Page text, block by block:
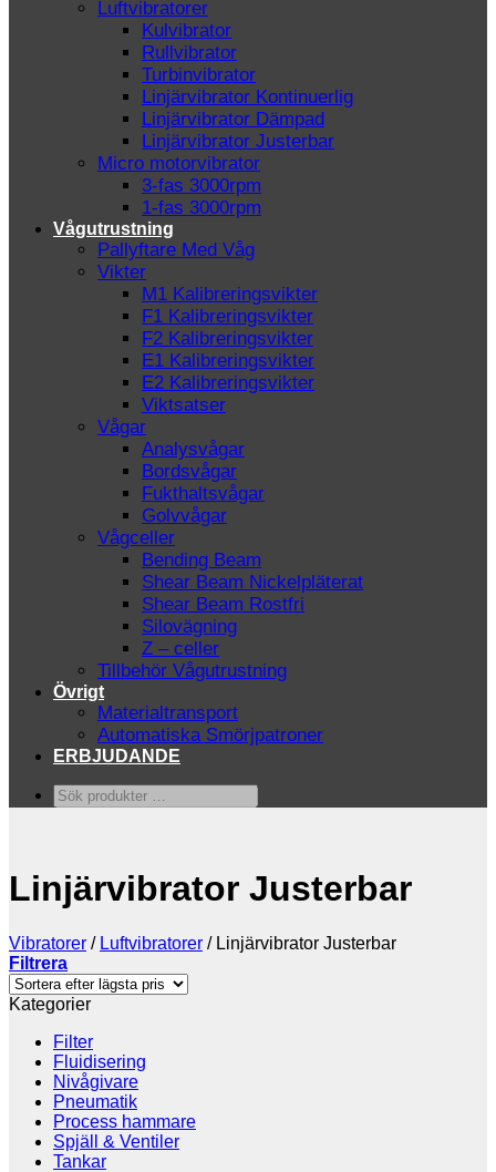
Luftvibratorer
Kulvibrator
Rullvibrator
Turbinvibrator
Linjärvibrator Kontinuerlig
Linjärvibrator Dämpad
Linjärvibrator Justerbar
Micro motorvibrator
3-fas 3000rpm
1-fas 3000rpm
Vågutrustning
Pallyftare Med Våg
Vikter
M1 Kalibreringsvikter
F1 Kalibreringsvikter
F2 Kalibreringsvikter
E1 Kalibreringsvikter
E2 Kalibreringsvikter
Viktsatser
Vågar
Analysvågar
Bordsvågar
Fukthaltsvågar
Golvvågar
Vågceller
Bending Beam
Shear Beam Nickelpläterat
Shear Beam Rostfri
Silovägning
Z – celler
Tillbehör Vågutrustning
Övrigt
Materialtransport
Automatiska Smörjpatroner
ERBJUDANDE
Sök
produkter
Linjärvibrator Justerbar
Vibratorer / Luftvibratorer /Linjärvibrator Justerbar
Filtrera
Kategorier
Filter
Fluidisering
Nivågivare
Pneumatik
Process hammare
Spjäll & Ventiler
Tankar